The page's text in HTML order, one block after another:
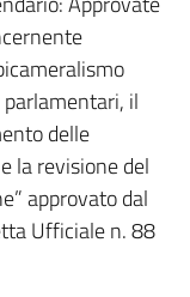
il
delle
la revisione del
approvato dal
Ufficiale n. 88